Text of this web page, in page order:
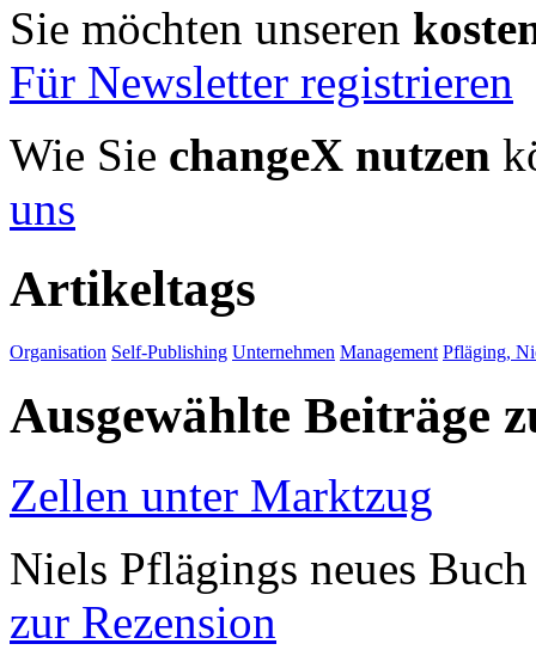
Sie möchten unseren
Für Newsletter registrieren
Wie Sie changeX nutzen
uns
Artikeltags
Organisation Self-Publishing Unternehmen Management Pfläging,
Ausgewählte Beiträge
Zellen unter Marktzug
Niels Pflägings neues
zur Rezension